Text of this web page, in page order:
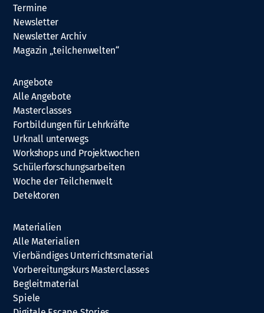
Termine
Newsletter
Newsletter Archiv
Magazin „teilchenwelten“
Angebote
Alle Angebote
Masterclasses
Fortbildungen für Lehrkräfte
Urknall unterwegs
Workshops und Projektwochen
Schülerforschungsarbeiten
Woche der Teilchenwelt
Detektoren
Materialien
Alle Materialien
Vierbändiges Unterrichtsmaterial
Vorbereitungskurs Masterclasses
Begleitmaterial
Spiele